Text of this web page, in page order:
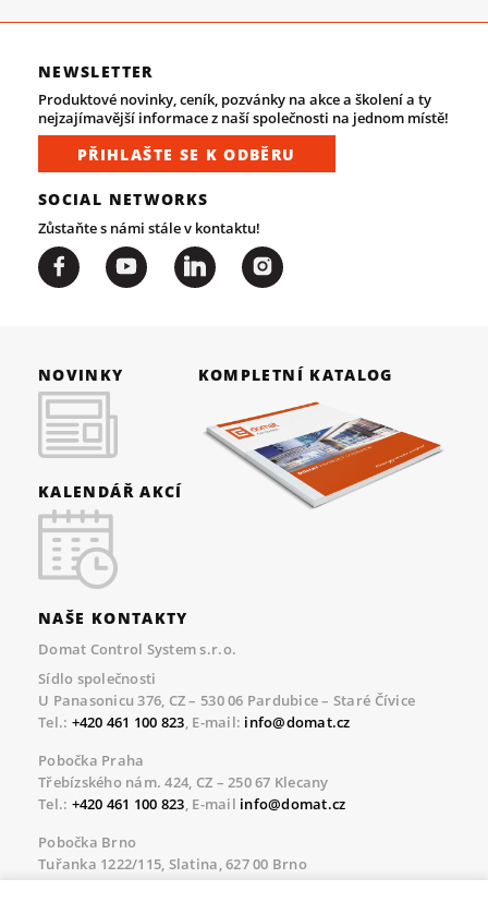
NEWSLETTER
Produktové novinky, ceník, pozvánky na akce a školení a ty
nejzajímavější informace z naší společnosti na jednom místě!
PŘIHLAŠTE SE K ODBĚRU
SOCIAL NETWORKS
Zůstaňte s námi stále v kontaktu!
NOVINKY
KALENDÁŘ AKCÍ
KOMPLETNÍ KATALOG
NAŠE KONTAKTY
Domat Control System s.r.o.
Sídlo společnosti
U Panasonicu 376, CZ – 530 06 Pardubice – Staré Čívice
Tel.: +420 461 100 823, E-mail: info@domat.cz
Pobočka Praha
Třebízského nám. 424, CZ – 250 67 Klecany
Tel.: +420 461 100 823, E-mail info@domat.cz
Pobočka Brno
Tuřanka 1222/115, Slatina, 627 00 Brno
Tel.:+420 461 100 823, E-mailinfo@domat.cz